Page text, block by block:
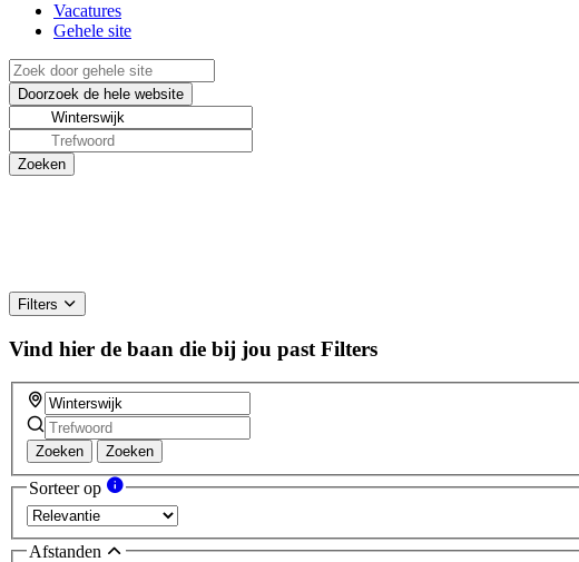
Vacatures
Gehele site
Filters
Vind hier de baan die bij jou past Filters
Zoeken Zoeken
Sorteer op
Afstanden